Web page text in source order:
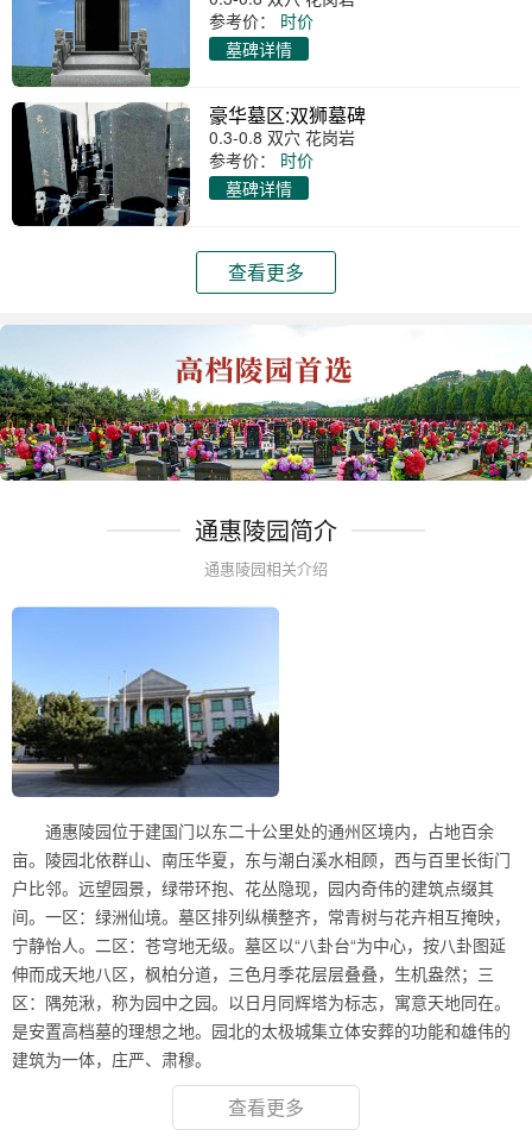
参考价：
时价
墓碑详情
豪华墓区:双狮墓碑
0.3-0.8 双穴 花岗岩
参考价：
时价
墓碑详情
查看更多
通惠陵园简介
通惠陵园相关介绍
通惠陵园位于建国门以东二十公里处的通州区境内，占地百余
亩。陵园北依群山、南压华夏，东与潮白溪水相顾，西与百里长街门
户比邻。远望园景，绿带环抱、花丛隐现，园内奇伟的建筑点缀其
间。一区：绿洲仙境。墓区排列纵横整齐，常青树与花卉相互掩映，
宁静怡人。二区：苍穹地无级。墓区以“八卦台“为中心，按八卦图延
伸而成天地八区，枫柏分道，三色月季花层层叠叠，生机盎然；三
区：隅苑湫，称为园中之园。以日月同辉塔为标志，寓意天地同在。
是安置高档墓的理想之地。园北的太极城集立体安葬的功能和雄伟的
建筑为一体，庄严、肃穆。
查看更多